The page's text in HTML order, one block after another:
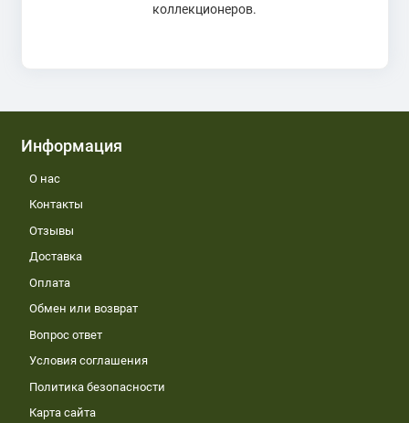
коллекционеров.
Информация
О нас
Контакты
Отзывы
Доставка
Оплата
Обмен или возврат
Вопрос ответ
Условия соглашения
Политика безопасности
Карта сайта